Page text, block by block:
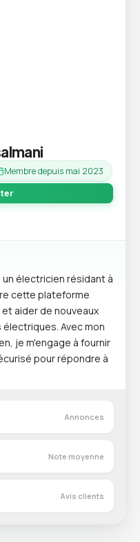
Membre depuis mai 2023
un électricien résidant à
cette plateforme
aider de nouveaux
Avec mon
je m'engage à fournir
pour répondre à
Annonces
Note moyenne
Avis clients